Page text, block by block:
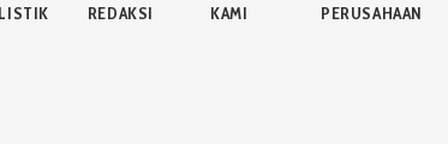
REDAKSI
KAMI
PERUSAHAAN